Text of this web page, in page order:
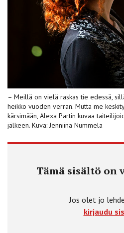
– Meillä on vielä raskas tie edessä,
heikko vuoden verran. Mutta me
kärsimään, Alexa Partin kuvaa
jälkeen. Kuva: Jenniina Nummela
Tämä sisältö on
Jos olet jo
kirjaudu